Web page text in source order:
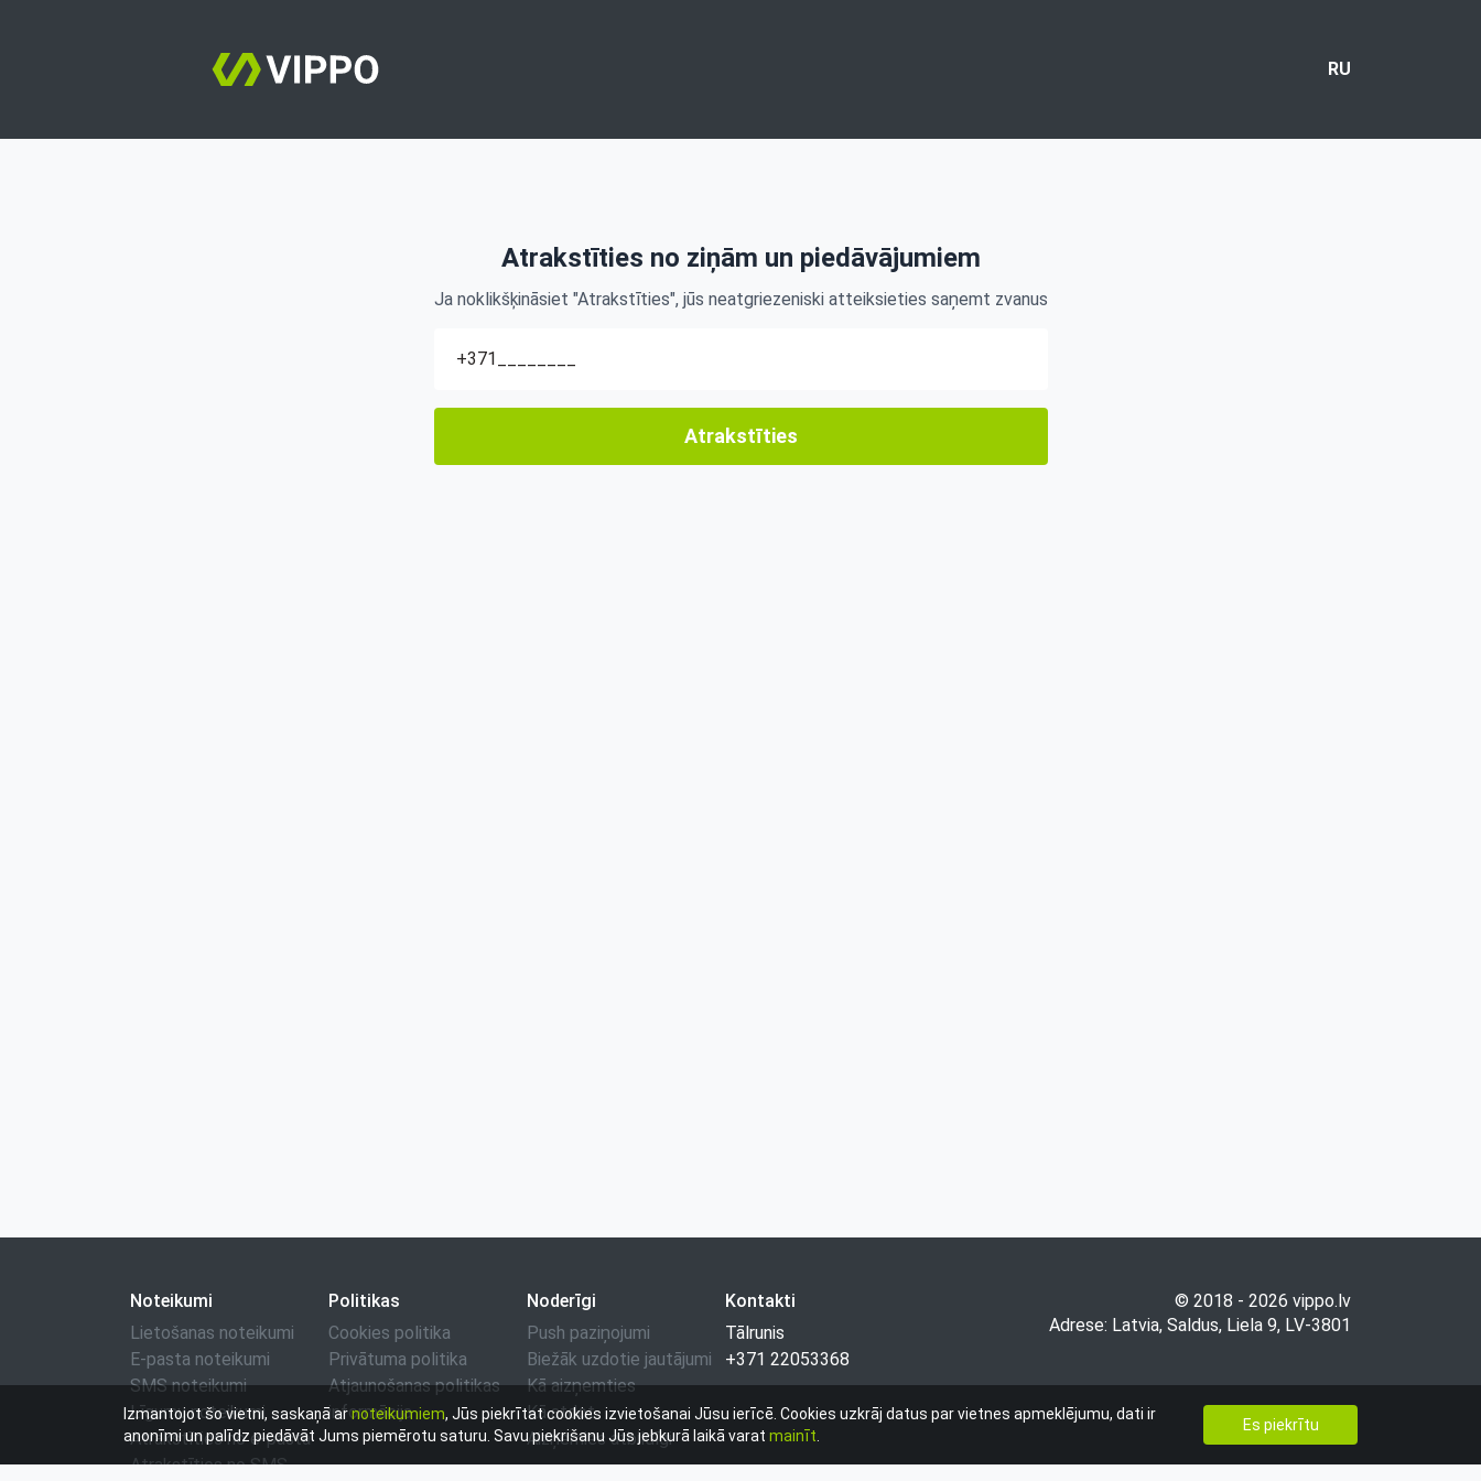
RU
Atrakstīties no ziņām un piedāvājumiem
Ja noklikšķināsiet "Atrakstīties", jūs neatgriezeniski atteiksieties saņemt zvanus
Atrakstīties
Noteikumi
Lietošanas noteikumi
E-pasta noteikumi
SMS noteikumi
Līgumu noteikumi
Atrakstīties no e-pasta
Atrakstīties no SMS
Politikas
Cookies politika
Privātuma politika
Atjaunošanas politikas
informācija
Noderīgi
Push paziņojumi
Biežāk uzdotie jautājumi
Kā aizņemties
Kā atdot
Aizņemies atbildīgi
Kontakti
Tālrunis
+371 22053368
© 2018 - 2026 vippo.lv
Adrese: Latvia, Saldus, Liela 9, LV-3801
Izmantojot šo vietni, saskaņā arnoteikumiem, Jūs piekrītat cookies izvietošanai Jūsu ierīcē. Cookies uzkrāj datus par vietnes apmeklējumu, dati ir
anonīmi un palīdz piedāvāt Jums piemērotu saturu. Savu piekrišanu Jūs jebkurā laikā varat mainīt
Es piekrītu